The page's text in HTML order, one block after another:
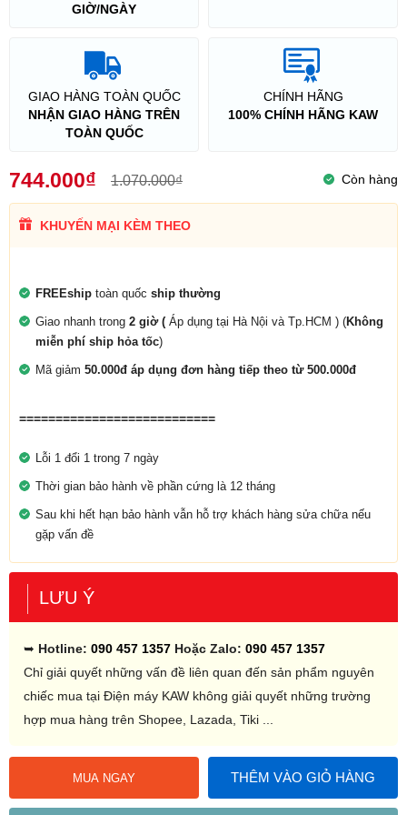
GIỜ/NGÀY
GIAO HÀNG TOÀN QUỐC
NHẬN GIAO HÀNG TRÊN
TOÀN QUỐC
CHÍNH HÃNG
100% CHÍNH HÃNG KAW
744.000₫ 1.070.000₫ Còn hàng
KHUYẾN MẠI KÈM THEO
FREEship toàn quốc ship thường
Giao nhanh trong 2 giờ ( Áp dụng tại Hà Nội và Tp.HCM ) (Không
miễn phí ship hỏa tốc)
Mã giảm 50.000đ áp dụng đơn hàng tiếp theo từ 500.000đ
===========================
Lỗi 1 đổi 1 trong 7 ngày
Thời gian bảo hành về phần cứng là 12 tháng
Sau khi hết hạn bảo hành vẫn hỗ trợ khách hàng sửa chữa nếu
gặp vấn đề
LƯU Ý
➥ Hotline: 090 457 1357 Hoặc Zalo: 090 457 1357
Chỉ giải quyết những vấn đề liên quan đến sản phẩm nguyên
chiếc mua tại Điện máy KAW không giải quyết những trường
hợp mua hàng trên Shopee, Lazada, Tiki ...
MUA NGAY THÊM VÀO GIỎ HÀNG